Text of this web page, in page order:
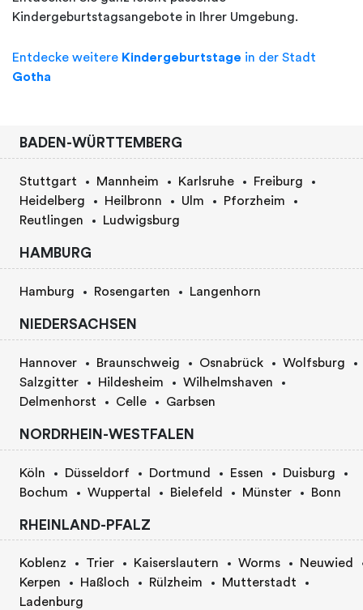
Kindergeburtstagsangebote in Ihrer Umgebung.
Entdecke weitere Kindergeburtstage in der Stadt
Gotha
BADEN-WÜRTTEMBERG
Stuttgart Mannheim Karlsruhe
Freiburg
Heidelberg
Heilbronn Ulm
Pforzheim
Reutlingen
Ludwigsburg
HAMBURG
Hamburg Rosengarten Langenhorn
NIEDERSACHSEN
Hannover Braunschweig Osnabrück
Wolfsburg
Salzgitter
Hildesheim
Wilhelmshaven
Delmenhorst
Celle Garbsen
NORDRHEIN-WESTFALEN
Köln Düsseldorf Dortmund Essen
Duisburg
Bochum
Wuppertal Bielefeld Münster Bonn
RHEINLAND-PFALZ
Koblenz Trier Kaiserslautern Worms
Neuwied
Kerpen
Haßloch Rülzheim
Mutterstadt
Ladenburg